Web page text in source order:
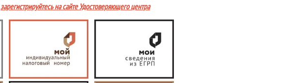
зарегистрируйтесь на сайте Удостоверяющего центра